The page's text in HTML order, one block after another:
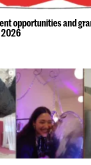
opportunities and
2026